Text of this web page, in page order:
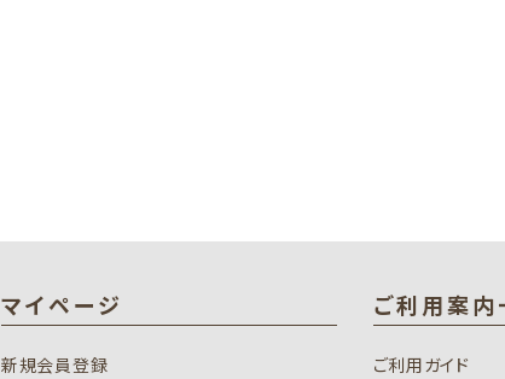
マイページ
新規会員登録
ご利用案内
ご利用ガイド